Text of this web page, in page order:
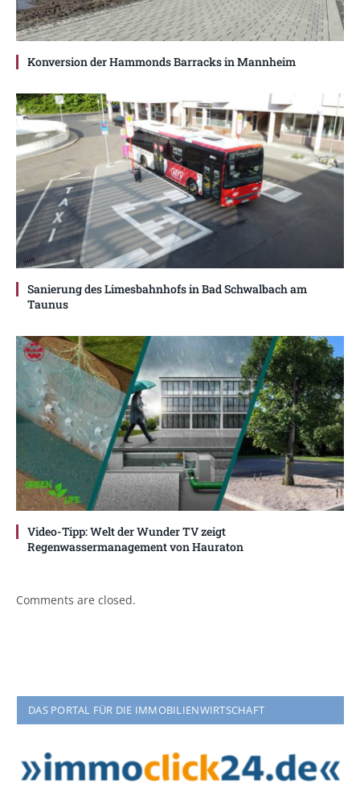
Konversion der Hammonds Barracks in Mannheim
Sanierung des Limesbahnhofs in Bad Schwalbach am
Taunus
Video-Tipp: Welt der Wunder TV zeigt
Regenwassermanagement von Hauraton
Comments are closed.
DAS PORTAL FÜR DIE IMMOBILIENWIRTSCHAFT